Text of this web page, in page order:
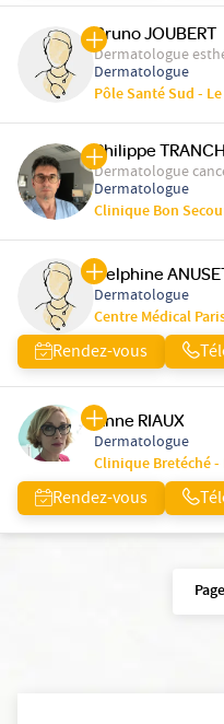
Bruno JOUBERT
Dermatologue
Dermatologue
Pôle Santé Sud -
Philippe
Dermatologue
Dermatologue
Clinique Bon
Delphine
Dermatologue
Centre Médical
Rendez-vous
Anne RIAUX
Dermatologue
Clinique Bretéché -
Rendez-vous